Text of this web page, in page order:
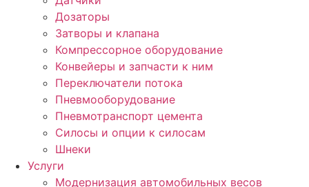
Дозаторы
Затворы и клапана
Компрессорное оборудование
Конвейеры и запчасти к ним
Переключатели потока
Пневмооборудование
Пневмотранспорт цемента
Силосы и опции к силосам
Шнеки
Услуги
Модернизация автомобильных весов